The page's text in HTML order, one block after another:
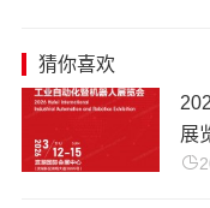
猜你喜欢
展